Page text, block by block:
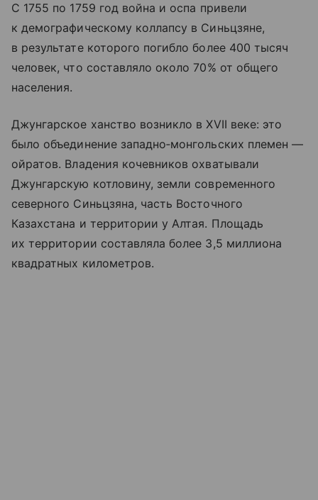
С 1755 по 1759 год война и оспа привели
к демографическому коллапсу в Синьцзяне,
в результате которого погибло более 400 тысяч
человек, что составляло около 70% от общего
населения.
Джунгарское ханство возникло в XVII веке: это
было объединение западно‑монгольских племен —
ойратов. Владения кочевников охватывали
Джунгарскую котловину, земли современного
северного Синьцзяна, часть Восточного
Казахстана и территории у Алтая. Площадь
их территории составляла более 3,5 миллиона
квадратных километров.